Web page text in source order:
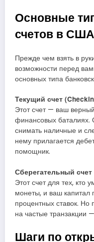
Основные
счетов в США
Прежде чем взять в
возможности перед
основных типа
Текущий счет
Этот счет — ваш
финансовых баталиях.
снимать наличные и
нему прилагается
помощник.
Сберегательный
Этот счет для тех, кто
монеты, и ваш капитал
процентных ставок. Но
на частые транзакции
Шаги по